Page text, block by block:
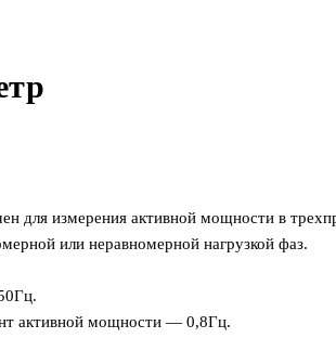
для измерения активной мощности в
или неравномерной нагрузкой фаз.
активной мощности — 0,8Гц.